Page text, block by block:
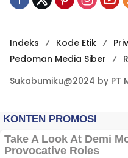
Indeks Kode Etik
Pedoman Media Siber
Sukabumiku@2024 by PT